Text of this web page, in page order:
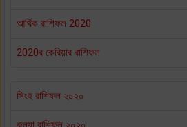
আর্থিক রাশিফল 2020
2020র কেরিয়ার রাশিফল
সিংহ রাশিফল ২০২০